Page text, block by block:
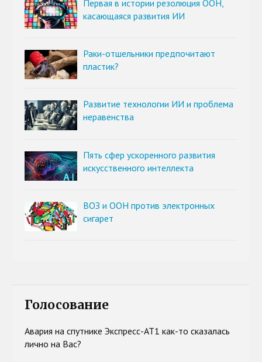
Первая в истории резолюция ООН,
касающаяся развития ИИ
Раки-отшельники предпочитают
пластик?
Развитие технологии ИИ и проблема
неравенства
Пять сфер ускоренного развития
искусственного интеллекта
ВОЗ и ООН против электронных
сигарет
Голосование
Авария на спутнике Экспресс-АТ1 как-то сказалась
лично на Вас?